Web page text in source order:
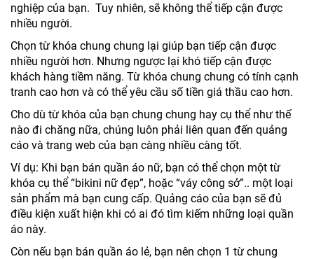
nghiệp của bạn. Tuy nhiên, sẽ không thể tiếp cận được
nhiều người.
Chọn từ khóa chung chung lại giúp bạn tiếp cận được
nhiều người hơn. Nhưng ngược lại khó tiếp cận được
khách hàng tiềm năng. Từ khóa chung chung có tính cạnh
tranh cao hơn và có thể yêu cầu số tiền giá thầu cao hơn.
Cho dù từ khóa của bạn chung chung hay cụ thể như thế
nào đi chăng nữa, chúng luôn phải liên quan đến quảng
cáo và trang web của bạn càng nhiều càng tốt.
Ví dụ: Khi bạn bán quần áo nữ, bạn có thể chọn một từ
khóa cụ thể “bikini nữ đẹp”, hoặc “váy công sở”.. một loại
sản phẩm mà bạn cung cấp. Quảng cáo của bạn sẽ đủ
điều kiện xuất hiện khi có ai đó tìm kiếm những loại quần
áo này.
Còn nếu bạn bán quần áo lẻ, bạn nên chọn 1 từ chung